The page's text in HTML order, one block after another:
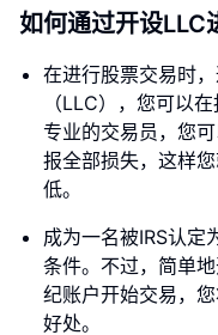
如何通过开设LLC
在进行股票交易时
（LLC），您可以
专业的交易员，您
报全部损失，这样
低。
成为一名被IRS认定
条件。不过，简单
纪账户开始交易，
好处。